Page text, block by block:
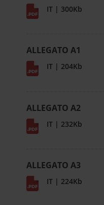
IT | 300Kb
ALLEGATO A1
IT | 204Kb
ALLEGATO A2
IT | 232Kb
ALLEGATO A3
IT | 224Kb